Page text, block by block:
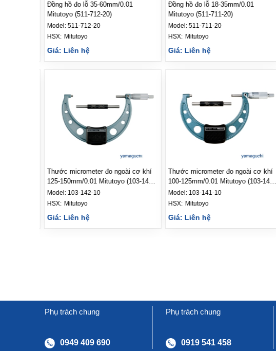
Đồng hồ đo lỗ 35-60mm/0.01
Mitutoyo (511-712-20)
Model: 511-712-20
HSX: Mitutoyo
Giá: Liên hệ
Đồng hồ đo lỗ 18-35mm/0.01
Mitutoyo (511-711-20)
Model: 511-711-20
HSX: Mitutoyo
Giá: Liên hệ
Thước micrometer đo ngoài cơ khí
125-150mm/0.01 Mitutoyo (103-142-
10)
Model: 103-142-10
HSX: Mitutoyo
Giá: Liên hệ
Thước micrometer đo ngoài cơ khí
100-125mm/0.01 Mitutoyo (103-141-
10)
Model: 103-141-10
HSX: Mitutoyo
Giá: Liên hệ
Phụ trách chung
0949 409 690
Phụ trách chung
0919 541 458